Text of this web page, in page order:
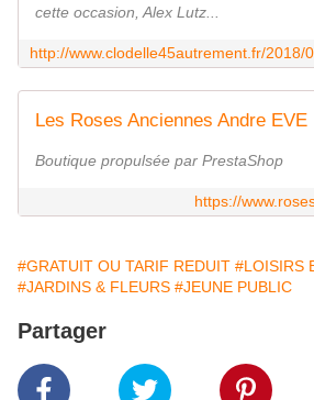
cette occasion, Alex Lutz...
Les Roses Anciennes Andre EVE
Boutique propulsée par PrestaShop
https://
#GRATUIT OU TARIF REDUIT #LOISIRS
#JARDINS & FLEURS #JEUNE PUBLIC
Partager